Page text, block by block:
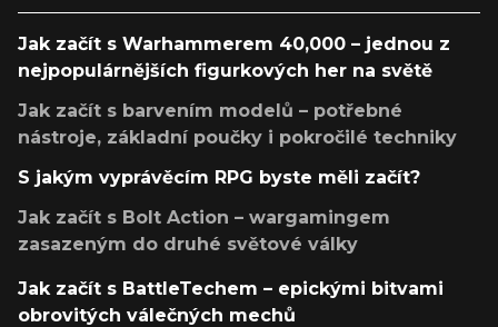
Jak začít s Warhammerem 40,000 – jednou z
nejpopulárnějších figurkových her na světě
Jak začít s barvením modelů – potřebné
nástroje, základní poučky i pokročilé techniky
S jakým vyprávěcím RPG byste měli začít?
Jak začít s Bolt Action – wargamingem
zasazeným do druhé světové války
Jak začít s BattleTechem – epickými bitvami
obrovitých válečných mechů